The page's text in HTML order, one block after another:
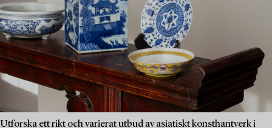
Utforska ett rikt och varierat utbud av asiatiskt konsthantverk i